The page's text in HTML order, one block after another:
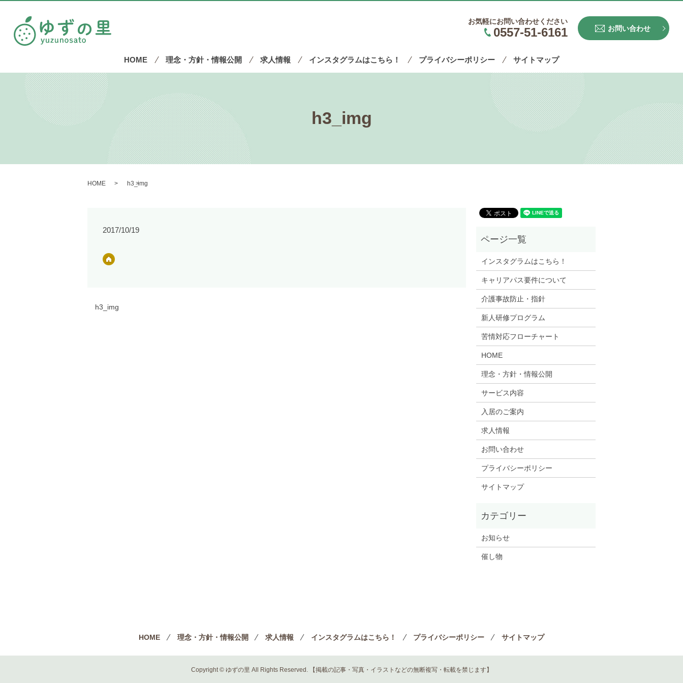
お気軽にお問い合わせください
0557-51-6161 お問い合わせ
HOME 理念・方針・情報公開 求人情報 インスタグラムはこちら！ プライバシーポリシー サイトマップ
h3_img
HOME h3_img
2017/10/19
h3_img
インスタグラムはこちら！
キャリアパス要件について
介護事故防止・指針
新人研修プログラム
苦情対応フローチャート
HOME
理念・方針・情報公開
サービス内容
入居のご案内
求人情報
お問い合わせ
プライバシーポリシー
サイトマップ
お知らせ
催し物
HOME 理念・方針・情報公開 求人情報 インスタグラムはこちら！ プライバシーポリシー サイトマップ
Copyright © ゆずの里 All Rights Reserved. 【掲載の記事・写真・イラストなどの無断複写・転載を禁じます】